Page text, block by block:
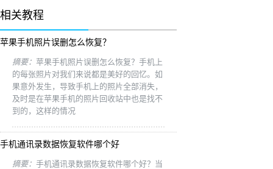
相关教程
苹果手机照片误删怎么恢复？
摘要： 苹果手机照片误删怎么恢复？手机上
的每张照片对我们来说都是美好的回忆。如
果意外发生，导致手机上的照片全部消失，
及时是在苹果手机的照片回收站中也是找不
到的，这样的情况
手机通讯录数据恢复软件哪个好
摘要： 手机通讯录数据恢复软件哪个好？当